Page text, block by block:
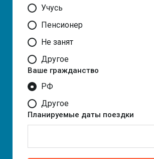
Учусь
Пенсионер
Не занят
Другое
Ваше гражданство
РФ
Другое
Планируемые даты поездки